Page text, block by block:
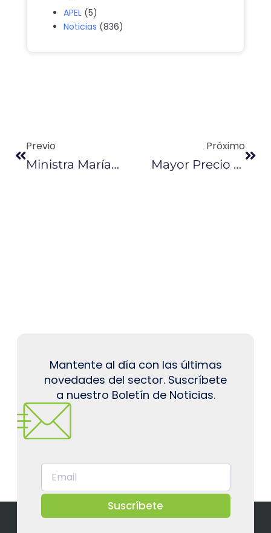
APEL (5)
Noticias (836)
Previo
Ministra María Elsa Viteri Explica Medidas Económicas Presentadas Por Lenín Moreno
Próximo
Mayor Precio Del Petróleo No Deja Ingresos Al Fisco De Ecuador
Mantente al día con las últimas
novedades del sector. Suscríbete
a nuestro Boletín de Noticias.
Suscríbete